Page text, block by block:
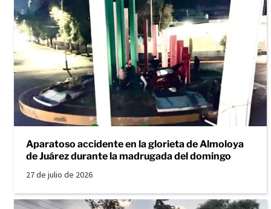
Aparatoso accidente en la glorieta de Almoloya
de Juárez durante la madrugada del domingo
27 de julio de 2026